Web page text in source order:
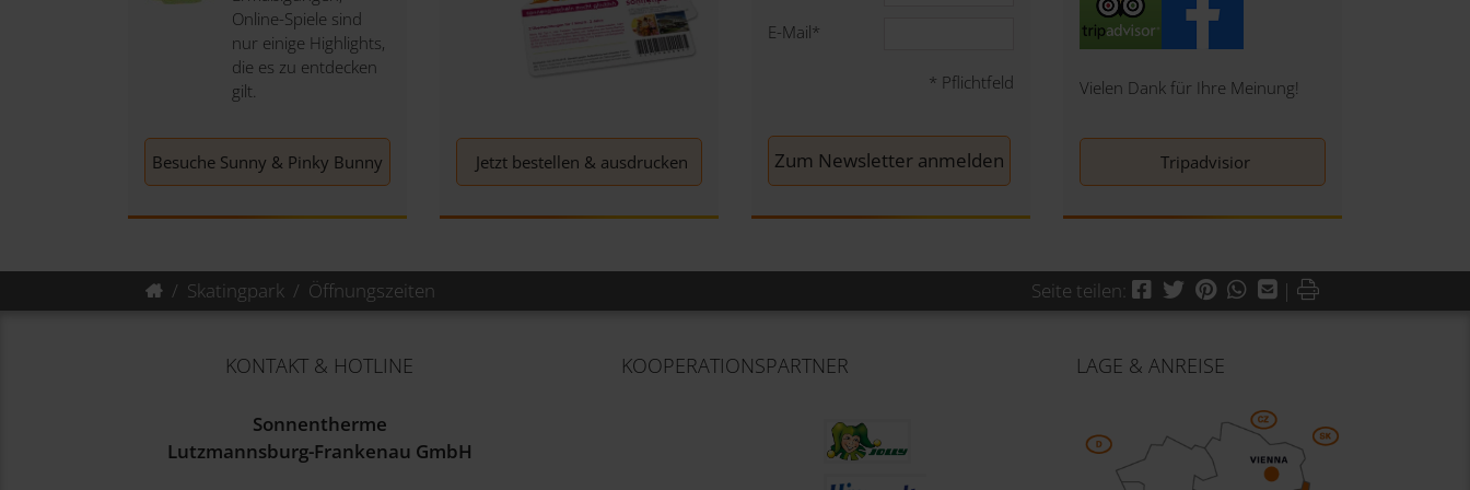
Online-Spiele sind
nur einige Highlights,
die es zu entdecken
gilt.
Besuche Sunny & Pinky Bunny Jetzt bestellen & ausdrucken
E-Mail*
* Pflichtfeld Vielen Dank für Ihre Meinung!
Tripadvisior
Skatingpark Öffnungszeiten Seite teilen: Facebook
Twitter
PinterestWhatsApp
Mail
| Drucken
KONTAKT & HOTLINE
Sonnentherme
Lutzmannsburg-Frankenau GmbH
KOOPERATIONSPARTNER LAGE & ANREISE